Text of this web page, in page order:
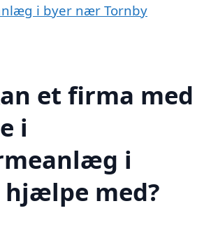
i byer nær Tornby
et firma med
i
i
hjælpe med?